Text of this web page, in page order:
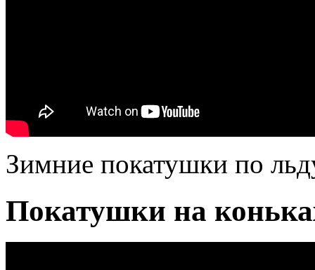
Зимние покатушки по
Покатушки на